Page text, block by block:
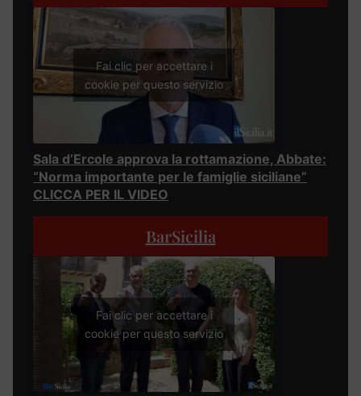
Fai clic per accettare i
cookie per questo servizio
Sala d’Ercole approva la rottamazione, Abbate:
“Norma importante per le famiglie siciliane”
CLICCA PER IL VIDEO
BarSicilia
Fai clic per accettare i
cookie per questo servizio